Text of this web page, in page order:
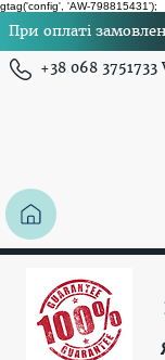
gtag('config', 'AW-798815431');
При оплаті
+38 068